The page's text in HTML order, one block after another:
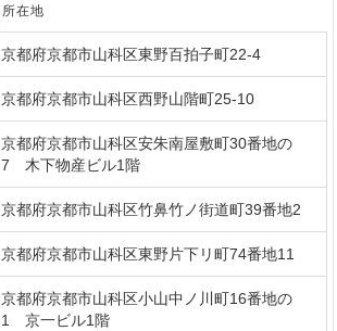
所在地
京都府京都市山科区東野百拍子町22-4
京都府京都市山科区西野山階町25-10
京都府京都市山科区安朱南屋敷町30番地の
7 木下物産ビル1階
京都府京都市山科区竹鼻竹ノ街道町39番地2
京都府京都市山科区東野片下リ町74番地11
京都府京都市山科区小山中ノ川町16番地の
1 京一ビル1階